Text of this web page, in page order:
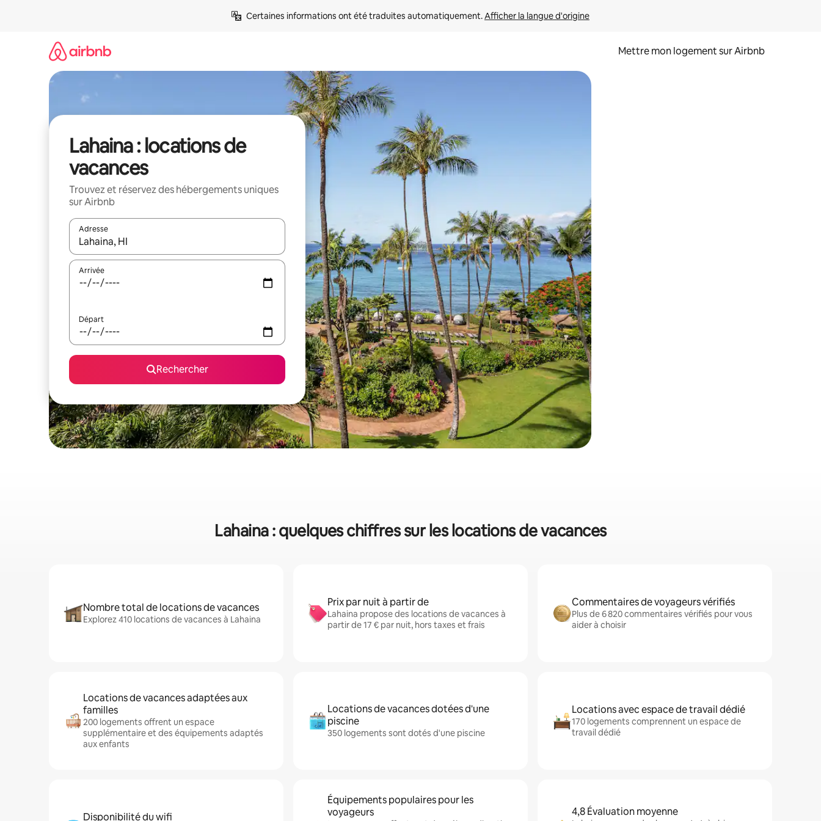
Certaines informations ont été traduites automatiquement. Afficher la langue d'origine
Mettre mon logement sur Airbnb
Lahaina : locations de
vacances
Trouvez et réservez des hébergements uniques
sur Airbnb
Adresse
Lorsque les résultats s'affichent, utilisez les flèches vers le haut et vers le bas pour les parcourir ou en appuyant et en faisant glisser.
Arrivée
Départ
Rechercher
Lahaina : quelques chiffres sur les locations de vacances
Nombre total de locations de vacances
Explorez 410 locations de vacances à Lahaina
Prix par nuit à partir de
Lahaina propose des locations de vacances à
partir de 17 € par nuit, hors taxes et frais
Commentaires de voyageurs vérifiés
Plus de 6 820 commentaires vérifiés pour vous
aider à choisir
Locations de vacances adaptées aux
familles
200 logements offrent un espace
supplémentaire et des équipements adaptés
aux enfants
Locations de vacances dotées d'une
piscine
350 logements sont dotés d'une piscine
Locations avec espace de travail dédié
170 logements comprennent un espace de
travail dédié
Disponibilité du wifi
Équipements populaires pour les
voyageurs
4,8 Évaluation moyenne